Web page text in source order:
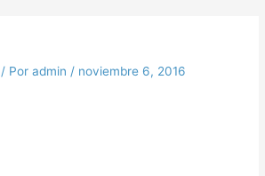
/ Poradmin/ noviembre 6, 2016